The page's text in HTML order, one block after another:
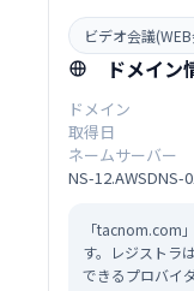
ビデオ会議
ドメイン
ドメイン
取得日
ネームサーバー
NS-12.AWSDNS-
「tacnom.com
す。レジストラ
できるプロバイ